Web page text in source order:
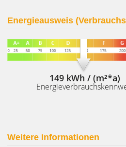
Energieausweis
149 kWh / (m²*a)
Weitere Informationen